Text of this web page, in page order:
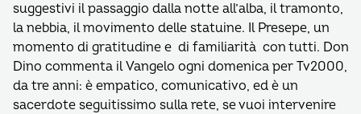
suggestivi il passaggio dalla notte all’alba, il tramonto,
la nebbia, il movimento delle statuine. Il Presepe, un
momento di gratitudine e di familiarità con tutti. Don
Dino commenta il Vangelo ogni domenica per Tv2000,
da tre anni: è empatico, comunicativo, ed è un
sacerdote seguitissimo sulla rete, se vuoi intervenire